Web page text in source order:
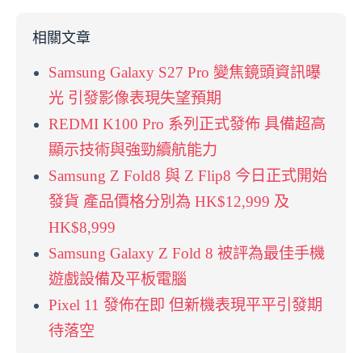
相關文章
Samsung Galaxy S27 Pro 變焦鏡頭資訊曝
光 引發影像表現失望預期
REDMI K100 Pro 系列正式發佈 具備超高
顯示技術與強勁續航能力
Samsung Z Fold8 與 Z Flip8 今日正式開始
發貨 產品價格分別為 HK$12,999 及
HK$8,999
Samsung Galaxy Z Fold 8 被評為最佳手機
遊戲設備及平板電腦
Pixel 11 發佈在即 但新機表現平平引發期
待落空